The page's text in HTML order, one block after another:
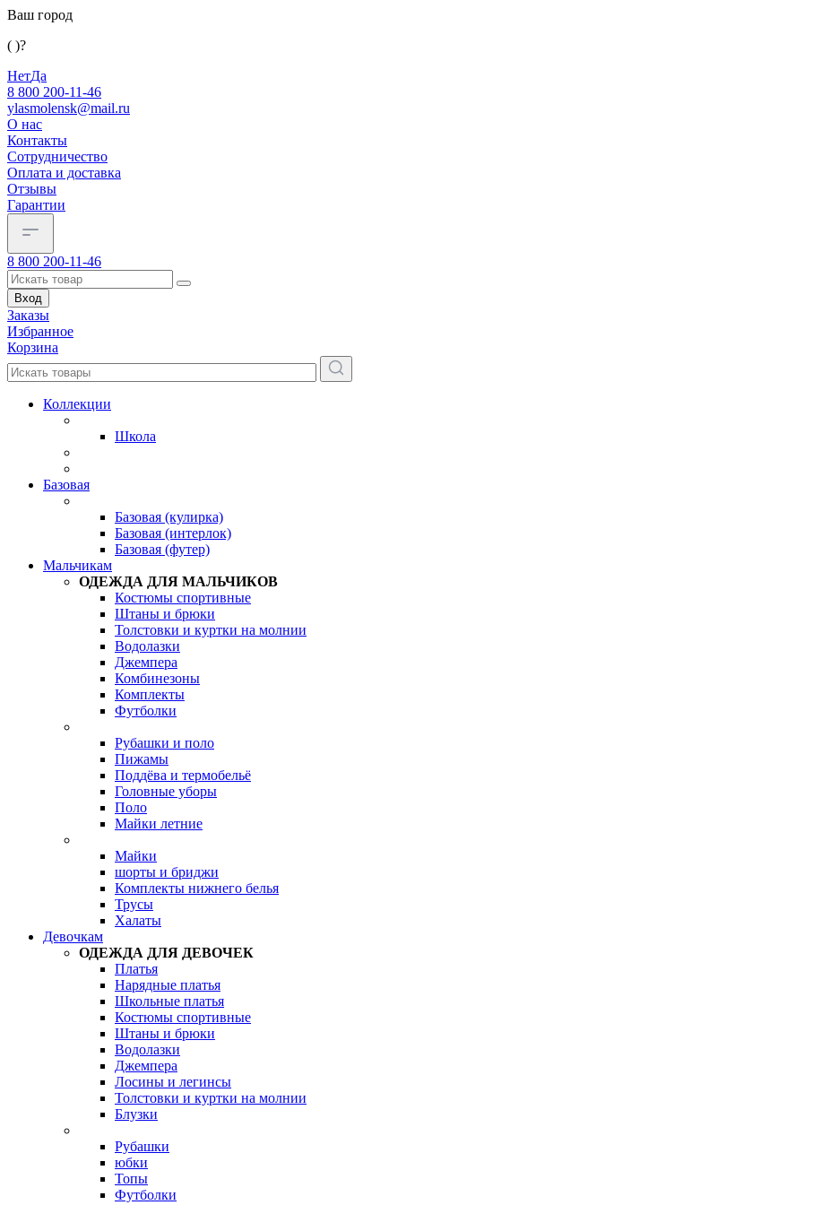
Ваш город
( )?
НетДа
8 800 200-11-46
ylasmolensk@mail.ru
О нас
Контакты
Сотрудничество
Оплата и доставка
Отзывы
Гарантии
8 800 200-11-46
Вход
Заказы
Избранное
Корзина
Коллекции
Школа
Базовая
Базовая (кулирка)
Базовая (интерлок)
Базовая (футер)
Мальчикам
ОДЕЖДА ДЛЯ МАЛЬЧИКОВ
Костюмы спортивные
Штаны и брюки
Толстовки и куртки на молнии
Водолазки
Джемпера
Комбинезоны
Комплекты
Футболки
Рубашки и поло
Пижамы
Поддёва и термобельё
Головные уборы
Поло
Майки летние
Майки
шорты и бриджи
Комплекты нижнего белья
Трусы
Халаты
Девочкам
ОДЕЖДА ДЛЯ ДЕВОЧЕК
Платья
Нарядные платья
Школьные платья
Костюмы спортивные
Штаны и брюки
Водолазки
Джемпера
Лосины и легинсы
Толстовки и куртки на молнии
Блузки
Рубашки
юбки
Топы
Футболки